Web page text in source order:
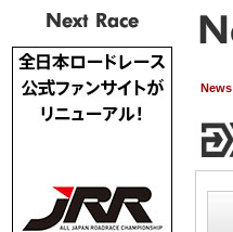
Next Race
News